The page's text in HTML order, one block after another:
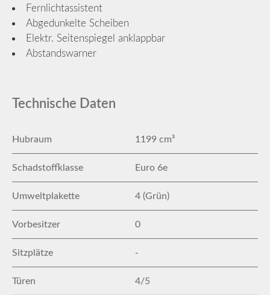
Fernlichtassistent
Abgedunkelte Scheiben
Elektr. Seitenspiegel anklappbar
Abstandswarner
Technische Daten
Hubraum 1199 cm³
Schadstoffklasse Euro 6e
Umweltplakette 4 (Grün)
Vorbesitzer 0
Sitzplätze -
Türen 4/5